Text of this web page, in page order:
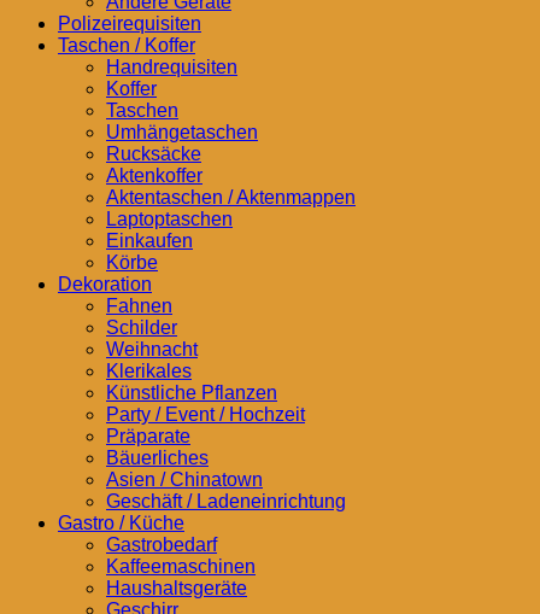
Polizeirequisiten
Taschen / Koffer
Handrequisiten
Koffer
Taschen
Umhängetaschen
Rucksäcke
Aktenkoffer
Aktentaschen / Aktenmappen
Laptoptaschen
Einkaufen
Körbe
Dekoration
Fahnen
Schilder
Weihnacht
Klerikales
Künstliche Pflanzen
Party / Event / Hochzeit
Präparate
Bäuerliches
Asien / Chinatown
Geschäft / Ladeneinrichtung
Gastro / Küche
Gastrobedarf
Kaffeemaschinen
Haushaltsgeräte
Geschirr